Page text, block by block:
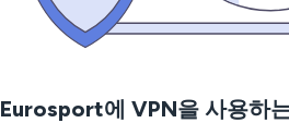
Eurosport에 VPN을 사용하